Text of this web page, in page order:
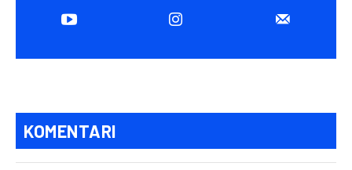
KOMENTARI